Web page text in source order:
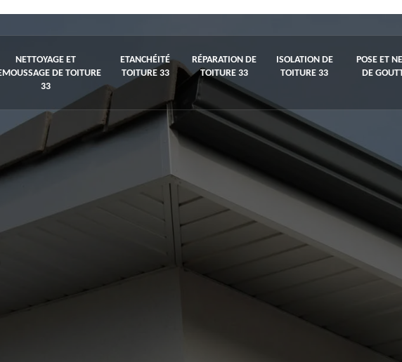
NETTOYAGE ET
DE TOITURE
33
ETANCHÉITÉ
TOITURE 33
RÉPARATION DE
TOITURE 33
ISOLATION DE
TOITURE 33
POSE ET
DE